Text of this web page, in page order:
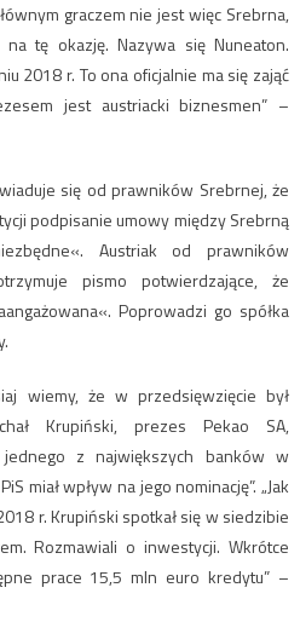
graczem nie jest więc Srebrna,
tę okazję. Nazywa się Nuneaton.
2018 r. To ona oficjalnie ma się zająć
jest austriacki biznesmen” –
się od prawników Srebrnej, że
podpisanie umowy między Srebrną
Austriak od prawników
pismo potwierdzające, że
Poprowadzi go spółka
wiemy, że w przedsięwzięcie był
Krupiński, prezes Pekao SA,
z największych banków w
miał wpływ na jego nominację”. „Jak
r. Krupiński spotkał się w siedzibie
Rozmawiali o inwestycji. Wkrótce
prace 15,5 mln euro kredytu” –